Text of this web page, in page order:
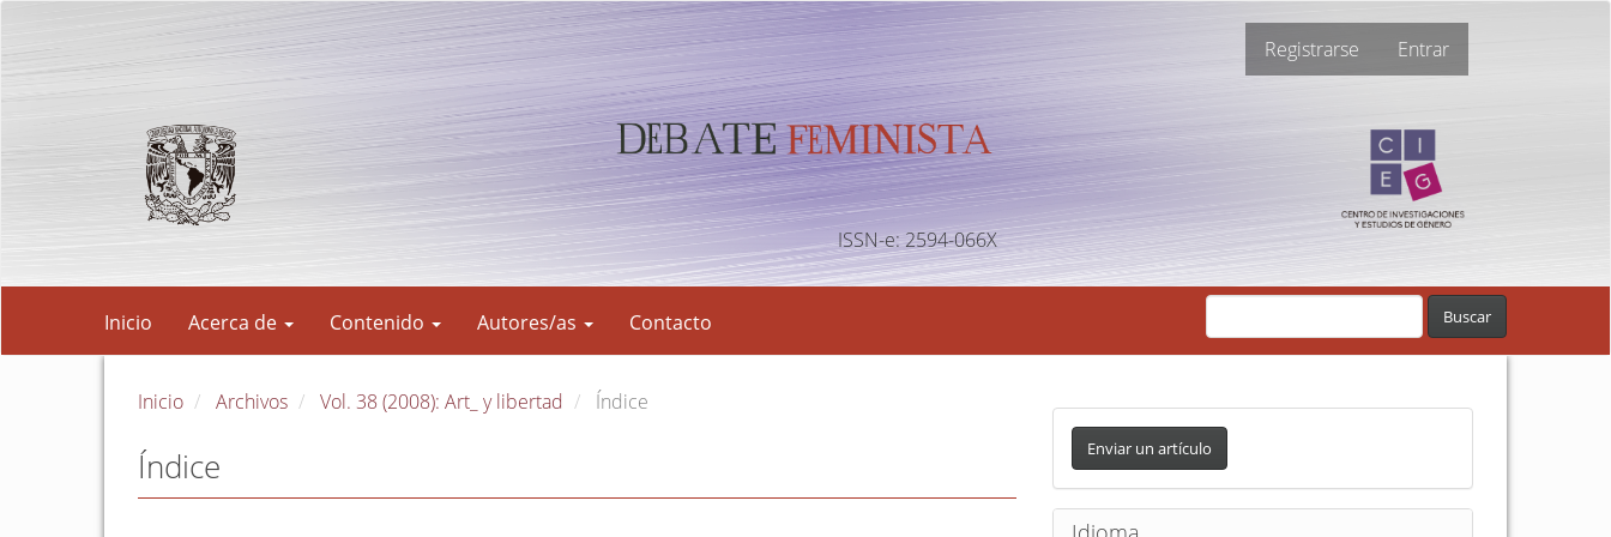
principal
Registrarse Entrar
ISSN-e: 2594-066X
Inicio Acerca de Contenido Autores/as Contacto Buscar
Inicio Archivos Vol. 38 (2008): Art_ y libertad Índice
Índice
E
v
i
Enviar un artículo